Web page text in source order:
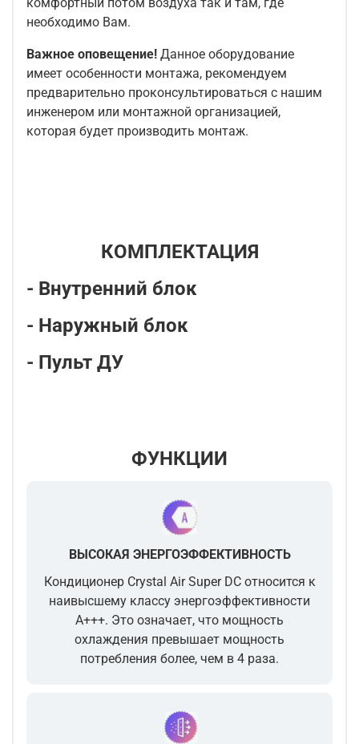
необходимо Вам.
Важное оповещение! Данное оборудование
имеет особенности монтажа, рекомендуем
предварительно проконсультироваться с нашим
инженером или монтажной организацией,
которая будет производить монтаж.
КОМПЛЕКТАЦИЯ
- Внутренний блок
- Наружный блок
- Пульт ДУ
ФУНКЦИИ
ВЫСОКАЯ ЭНЕРГОЭФФЕКТИВНОСТЬ
Кондиционер Crystal Air Super DCотносится к
наивысшему классу энергоэффективности
А+++. Это означает, что мощность
охлаждения превышает мощность
потребления более, чем в 4 раза.